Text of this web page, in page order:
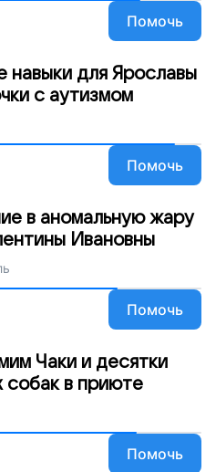
Помочь
навыки для Ярославы
с аутизмом
Помочь
в аномальную жару
Ивановны
Помочь
Чаки и десятки
собак в приюте
Помочь